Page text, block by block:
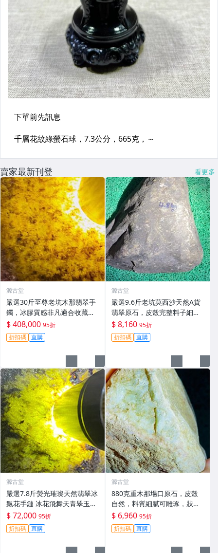
賣家最新刊登 看更多
源古堂
嚴選30斤至尊老坑木那翡翠手
鐲，冰膠質感非凡適合收藏。
翡翠 玩冰手鐲 冰膠感
$ 408,000 95折
折扣碼 直購
源古堂
嚴選9.6斤老坑莫西沙天然A貨
翡翠原石，皮殼完整料子細
膩，適合打造手鐲精品。#翡
翠 #A貨翡翠 #原石翡翠
$ 8,160 95折
折扣碼 直購
源古堂
嚴選7.8斤熒光璀璨天然翡翠冰
飄花手鏈 冰花飛舞天青翠玉br
acelet 翡翠手鏈 翡翠bracelet
$ 72,000 95折
折扣碼 直購
源古堂
880克重木那場口原石，皮殼
自然，料質細膩可雕琢，狀態
優良適合作為手鐲或收藏，嚴
選天然A貨翡翠#天然翡翠 A貨
翡翠 手鐲原料
$ 6,960 95折
折扣碼 直購